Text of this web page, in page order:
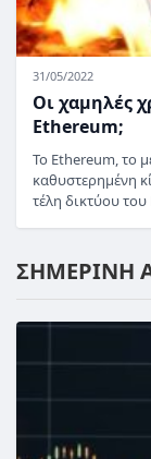
31/05/2022
Οι χαμηλές
Ethereum;
Το Ethereum, το
καθυστερημένη
τέλη δικτύου
ΣΗΜΕΡΙΝΗ